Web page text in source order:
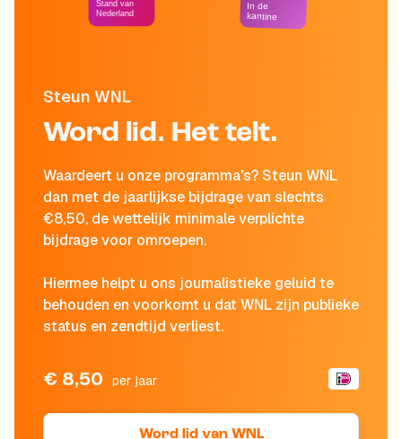
Steun WNL
Word lid. Het telt.
Waardeert u onze programma's? Steun WNL
dan met de jaarlijkse bijdrage van slechts
€8,50, de wettelijk minimale verplichte
bijdrage voor omroepen.
Hiermee helpt u ons journalistieke geluid te
behouden en voorkomt u dat WNL zijn publieke
status en zendtijd verliest.
€ 8,50 per jaar
Word lid van WNL
Stand van
Nederland
In de
kantine